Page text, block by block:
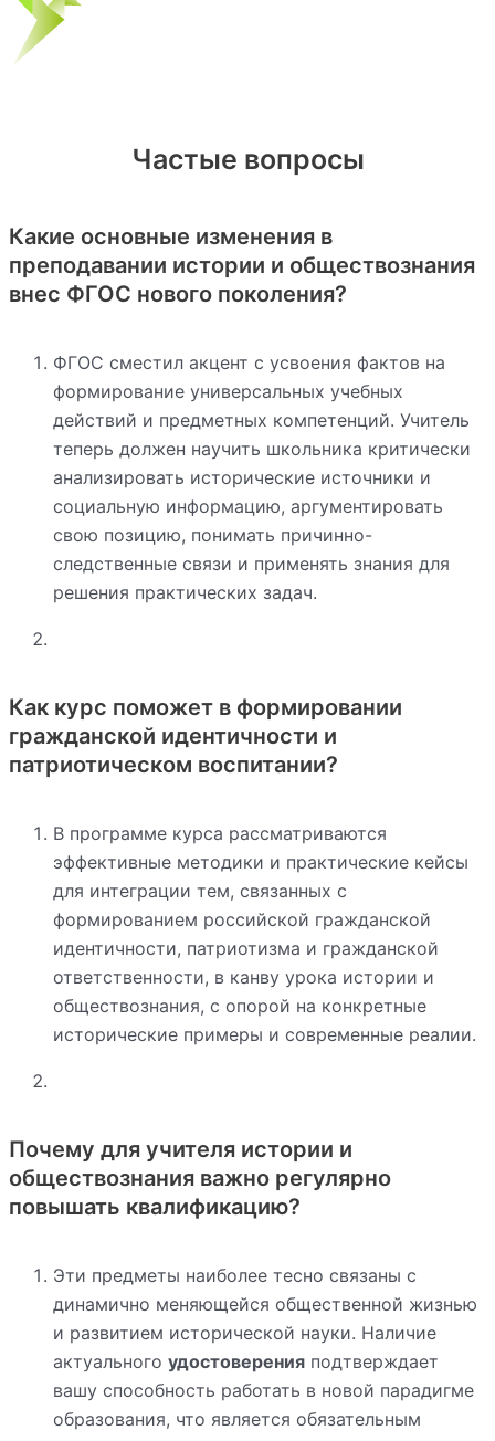
Частые вопросы
Какие основные изменения в
преподавании истории и обществознания
внес ФГОС нового поколения?
ФГОС сместил акцент с усвоения фактов на
формирование универсальных учебных
действий и предметных компетенций. Учитель
теперь должен научить школьника критически
анализировать исторические источники и
социальную информацию, аргументировать
свою позицию, понимать причинно-
следственные связи и применять знания для
решения практических задач.
Как курс поможет в формировании
гражданской идентичности и
патриотическом воспитании?
В программе курса рассматриваются
эффективные методики и практические кейсы
для интеграции тем, связанных с
формированием российской гражданской
идентичности, патриотизма и гражданской
ответственности, в канву урока истории и
обществознания, с опорой на конкретные
исторические примеры и современные реалии.
Почему для учителя истории и
обществознания важно регулярно
повышать квалификацию?
Эти предметы наиболее тесно связаны с
динамично меняющейся общественной жизнью
и развитием исторической науки. Наличие
актуального удостоверения подтверждает
вашу способность работать в новой парадигме
образования, что является обязательным